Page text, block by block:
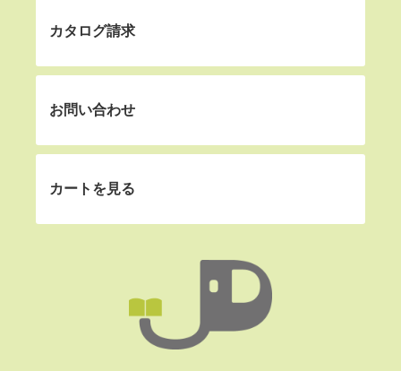
カタログ請求
お問い合わせ
カートを見る